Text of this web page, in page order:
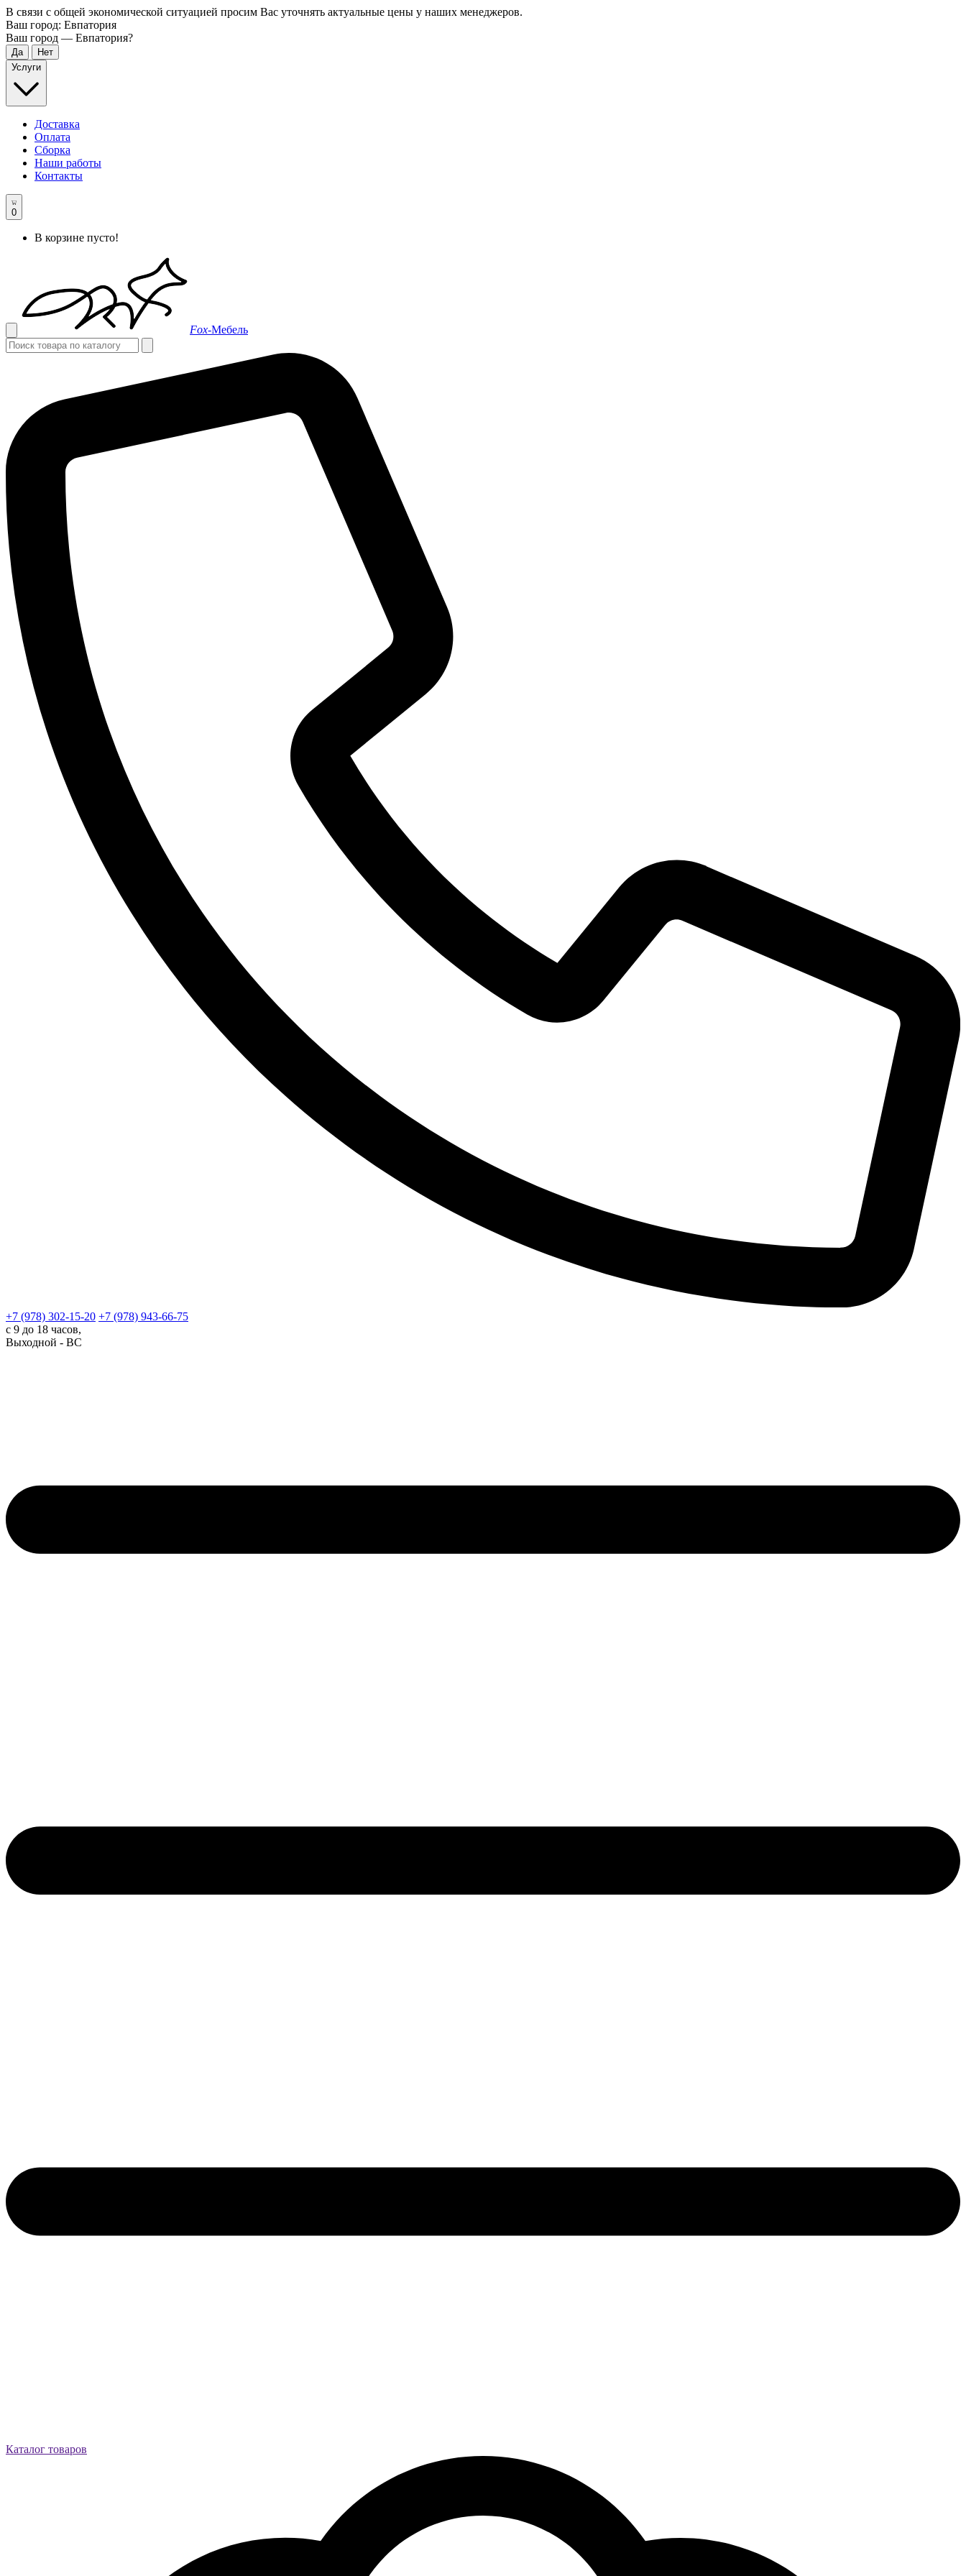
В связи с общей экономической ситуацией просим Вас уточнять актуальные цены у наших менеджеров.
Ваш город: Евпатория
Ваш город — Евпатория?
Услуги
Доставка
Оплата
Сборка
Наши работы
Контакты
0
В корзине пусто!
Fox-Мебель
+7 (978) 302-15-20 +7 (978) 943-66-75
с 9 до 18 часов,
Выходной - ВС
Каталог товаров